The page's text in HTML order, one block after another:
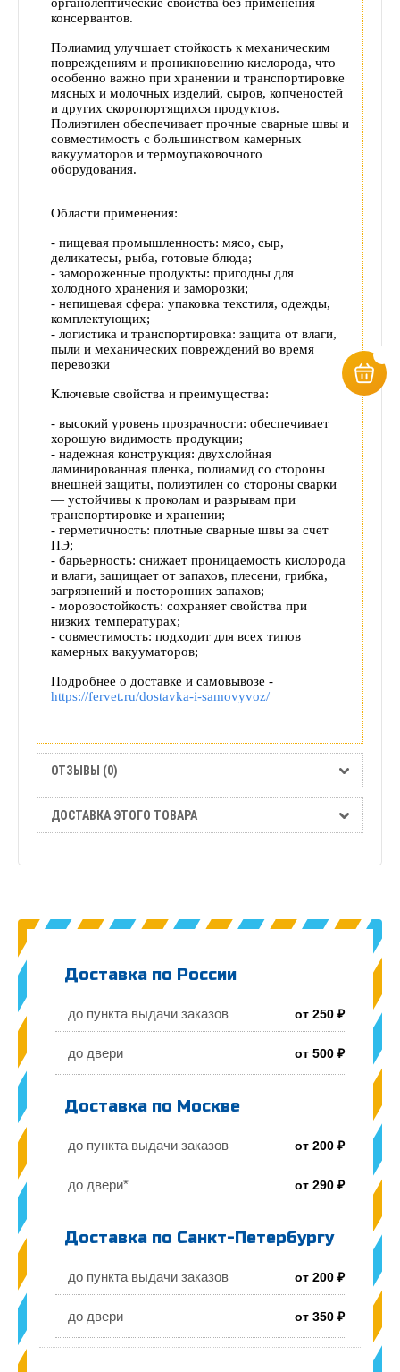
консервантов.
Полиамид улучшает стойкость к механическим
повреждениям и проникновению кислорода, что
особенно важно при хранении и транспортировке
мясных и молочных изделий, сыров, копченостей
и других скоропортящихся продуктов.
Полиэтилен обеспечивает прочные сварные швы и
совместимость с большинством камерных
вакууматоров и термоупаковочного
оборудования.
Области применения:
- пищевая промышленность: мясо, сыр,
деликатесы, рыба, готовые блюда;
- замороженные продукты: пригодны для
холодного хранения и заморозки;
- непищевая сфера: упаковка текстиля, одежды,
комплектующих;
- логистика и транспортировка: защита от влаги,
пыли и механических повреждений во время
перевозки
Ключевые свойства и преимущества:
- высокий уровень прозрачности: обеспечивает
хорошую видимость продукции;
- надежная конструкция: двухслойная
ламинированная пленка, полиамид со стороны
внешней защиты, полиэтилен со стороны сварки
— устойчивы к проколам и разрывам при
транспортировке и хранении;
- герметичность: плотные сварные швы за счет
ПЭ;
- барьерность: снижает проницаемость кислорода
и влаги, защищает от запахов, плесени, грибка,
загрязнений и посторонних запахов;
- морозостойкость: сохраняет свойства при
низких температурах;
- совместимость: подходит для всех типов
камерных вакууматоров;
Подробнее о доставке и самовывозе -
https://fervet.ru/dostavka-i-samovyvoz/
ОТЗЫВЫ (0)
ДОСТАВКА ЭТОГО ТОВАРА
Доставка по России
до пункта выдачи заказов от 250 ₽
до двери от 500 ₽
Доставка по Москве
до пункта выдачи заказов от 200 ₽
до двери* от 290 ₽
Доставка по Санкт-Петербургу
до пункта выдачи заказов от 200 ₽
до двери от 350 ₽